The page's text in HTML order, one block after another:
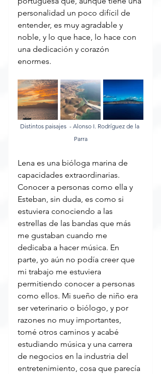
personalidad un poco difícil de
entender, es muy agradable y
noble, y lo que hace, lo hace con
una dedicación y corazón
enormes.
Distintos paisajes  - Alonso I. Rodríguez de la
Parra
Lena es una bióloga marina de
capacidades extraordinarias.
Conocer a personas como ella y
Esteban, sin duda, es como si
estuviera conociendo a las
estrellas de las bandas que más
me gustaban cuando me
dedicaba a hacer música. En
parte, yo aún no podía creer que
mi trabajo me estuviera
permitiendo conocer a personas
como ellos. Mi sueño de niño era
ser veterinario o biólogo, y por
razones no muy importantes,
tomé otros caminos y acabé
estudiando música y una carrera
de negocios en la industria del
entretenimiento, cosa que parecía